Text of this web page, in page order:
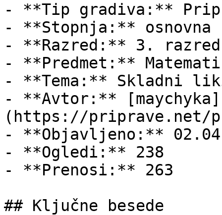
- **Tip gradiva:**
- **Stopnja:** osnovna
- **Razred:** 3. razred
- **Predmet:**
- **Tema:** Skladni
- **Avtor:** [maychyka]
(https://priprave.net/
- **Objavljeno:**
- **Ogledi:** 238
- **Prenosi:** 263
## Ključne besede